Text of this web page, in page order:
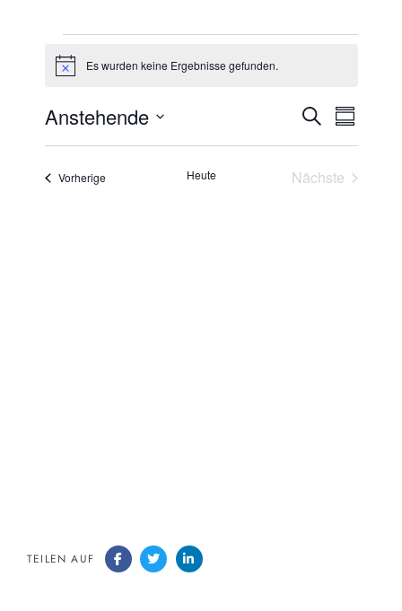
Veranstaltungen
HinweisEs wurden keine Ergebnisse gefunden.
Suche
Anstehende
Datum
VorherigeVeranstaltungen Heute
Nächste
TEILEN AUF